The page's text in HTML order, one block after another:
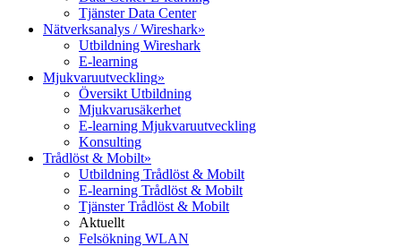
Tjänster Data Center
Nätverksanalys / Wireshark»
Utbildning Wireshark
E-learning
Mjukvaruutveckling»
Översikt Utbildning
Mjukvarusäkerhet
E-learning Mjukvaruutveckling
Konsulting
Trådlöst & Mobilt»
Utbildning Trådlöst & Mobilt
E-learning Trådlöst & Mobilt
Tjänster Trådlöst & Mobilt
Aktuellt
Felsökning WLAN